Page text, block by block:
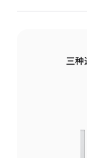
三种